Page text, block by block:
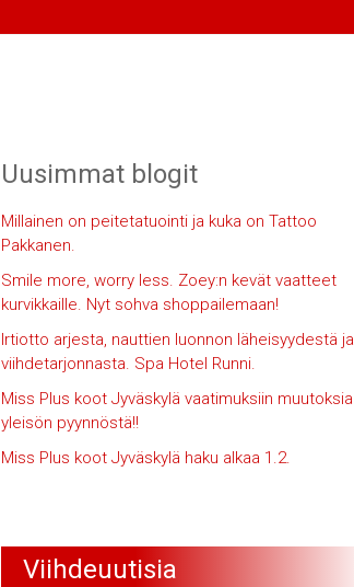
Uusimmat blogit
Millainen on peitetatuointi ja kuka on Tattoo
Pakkanen.
Smile more, worry less. Zoey:n kevät vaatteet
kurvikkaille. Nyt sohva shoppailemaan!
Irtiotto arjesta, nauttien luonnon läheisyydestä ja
viihdetarjonnasta. Spa Hotel Runni.
Miss Plus koot Jyväskylä vaatimuksiin muutoksia
yleisön pyynnöstä!!
Miss Plus koot Jyväskylä haku alkaa 1.2.
Viihdeuutisia